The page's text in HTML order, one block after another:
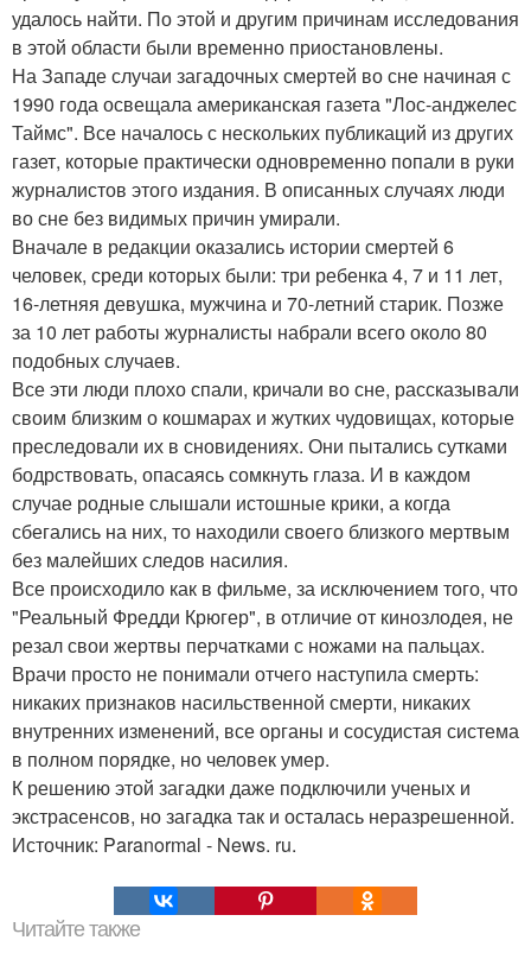
удалось найти. По этой и другим причинам исследования
в этой области были временно приостановлены.
На Западе случаи загадочных смертей во сне начиная с
1990 года освещала американская газета "Лос-анджелес
Таймс". Все началось с нескольких публикаций из других
газет, которые практически одновременно попали в руки
журналистов этого издания. В описанных случаях люди
во сне без видимых причин умирали.
Вначале в редакции оказались истории смертей 6
человек, среди которых были: три ребенка 4, 7 и 11 лет,
16-летняя девушка, мужчина и 70-летний старик. Позже
за 10 лет работы журналисты набрали всего около 80
подобных случаев.
Все эти люди плохо спали, кричали во сне, рассказывали
своим близким о кошмарах и жутких чудовищах, которые
преследовали их в сновидениях. Они пытались сутками
бодрствовать, опасаясь сомкнуть глаза. И в каждом
случае родные слышали истошные крики, а когда
сбегались на них, то находили своего близкого мертвым
без малейших следов насилия.
Все происходило как в фильме, за исключением того, что
"Реальный Фредди Крюгер", в отличие от кинозлодея, не
резал свои жертвы перчатками с ножами на пальцах.
Врачи просто не понимали отчего наступила смерть:
никаких признаков насильственной смерти, никаких
внутренних изменений, все органы и сосудистая система
в полном порядке, но человек умер.
К решению этой загадки даже подключили ученых и
экстрасенсов, но загадка так и осталась неразрешенной.
Источник: Paranormal - News. ru.
Читайте также